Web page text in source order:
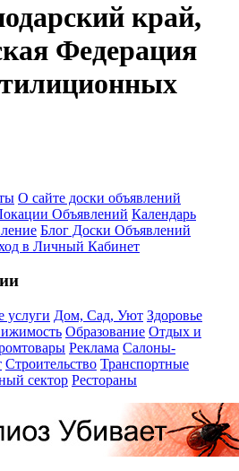
край,
Федерация
О сайте доски объявлений
Объявлений Календарь
Блог Доски Объявлений
в Личный Кабинет
услуги Дом, Сад, Уют Здоровье
Образование Отдых и
Реклама Салоны-
Строительство Транспортные
сектор Рестораны